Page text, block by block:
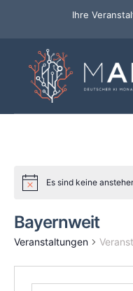
Ihre
Es sind keine
Bayernweit
Veranstaltungen